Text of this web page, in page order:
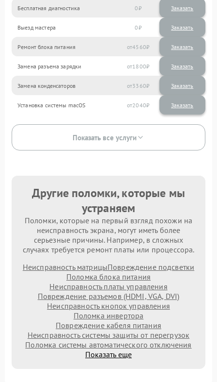
Бесплатная диагностика 0 Заказать
Выезд мастера 0 Заказать
Ремонт блока питания 4560
Замена разъема зарядки 1800
Замена конденсаторов 3360
Установка системы macOS 2040
Показать все услуги
Другие поломки, которые мы
устраняем
Поломки, которые на первый взгляд похожи на
неисправность экрана, могут иметь более
серьезные причины. Например, в сложных
случаях требуется ремонт платы или процессора.
Неисправность матрицыПовреждение подсветки
Поломка блока питания
Неисправность платы управления
Повреждение разъемов (HDMI, VGA, DVI)
Неисправность кнопок управления
Поломка инвертора
Повреждение кабеля питания
Неисправность системы защиты от перегрузок
Поломка системы автоматического отключения
Показать еще